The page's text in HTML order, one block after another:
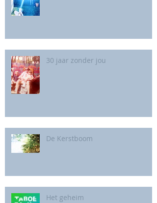
30 jaar zonder jou
De Kerstboom
Het geheim